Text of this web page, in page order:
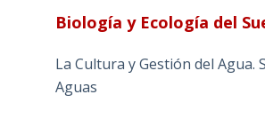
Biología y Ecología del
La Cultura y Gestión del Agua.
Aguas